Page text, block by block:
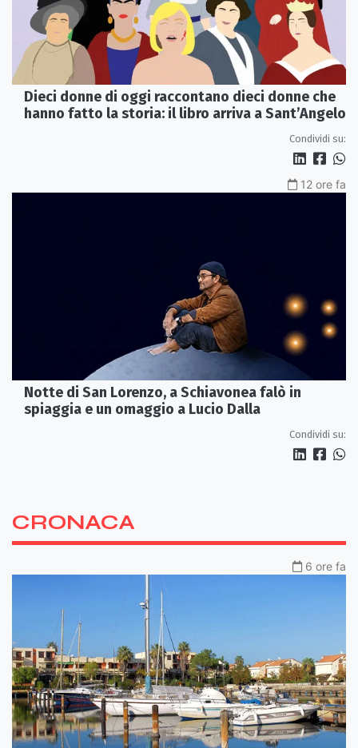
Dieci donne di oggi raccontano dieci donne che
hanno fatto la storia: il libro arriva a Sant’Angelo
Condividi su:
12 ore fa
Notte di San Lorenzo, a Schiavonea falò in
spiaggia e un omaggio a Lucio Dalla
Condividi su:
CRONACA
6 ore fa